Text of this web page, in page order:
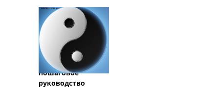
Чинг Чинг:
пошаговое
руководство